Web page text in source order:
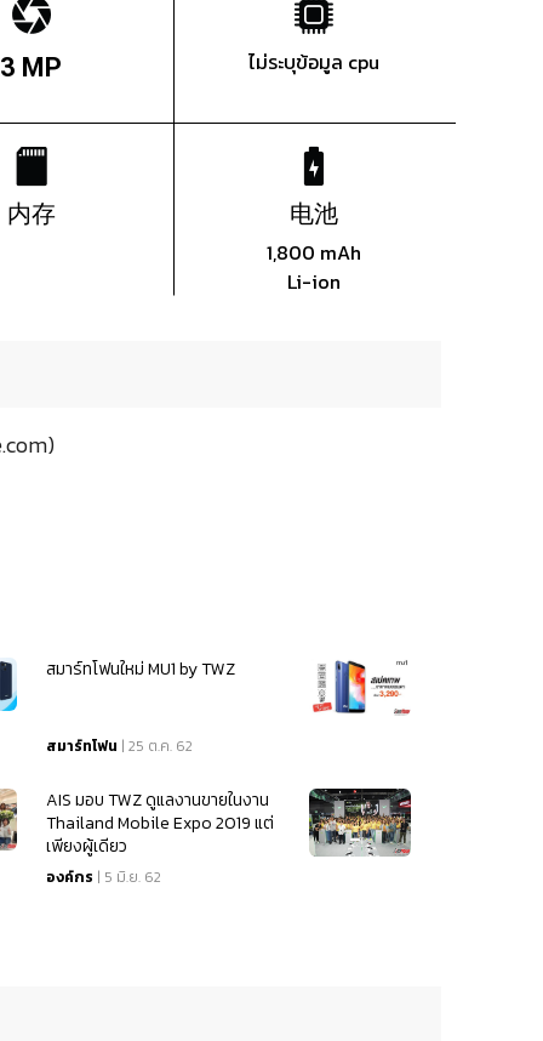
3 MP ไม่ระบุข้อมูล cpu
内存 电池
1,800 mAh
Li-ion
สมาร์ทโฟนใหม่ MU1 by TWZ
สมาร์ทโฟน | 25 ต.ค. 62
AIS มอบ TWZ ดูแลงานขายในงาน
Thailand Mobile Expo 2019 แต่
เพียงผู้เดียว
องค์กร | 5 มิ.ย. 62